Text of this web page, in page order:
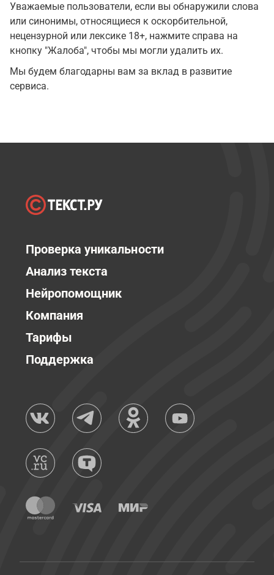
Уважаемые пользователи, если вы обнаружили слова
или синонимы, относящиеся к оскорбительной,
нецензурной или лексике 18+, нажмите справа на
кнопку "Жалоба", чтобы мы могли удалить их.
Мы будем благодарны вам за вклад в развитие
сервиса.
Проверка уникальности
Анализ текста
Нейропомощник
Компания
Тарифы
Поддержка